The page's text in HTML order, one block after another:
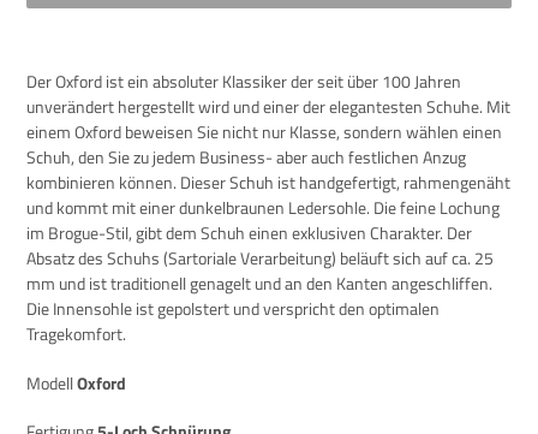
zum
Warenkorb
hinzugefügt
Der Oxford ist ein absoluter Klassiker der seit über 100 Jahren
unverändert hergestellt wird und einer der elegantesten Schuhe. Mit
einem Oxford beweisen Sie nicht nur Klasse, sondern wählen einen
Schuh, den Sie zu jedem Business- aber auch festlichen Anzug
kombinieren können. Dieser Schuh ist handgefertigt, rahmengenäht
und kommt mit einer dunkelbraunen Ledersohle. Die feine Lochung
im Brogue-Stil, gibt dem Schuh einen exklusiven Charakter. Der
Absatz des Schuhs (Sartoriale Verarbeitung) beläuft sich auf ca. 25
mm und isttraditionell genagelt und an den Kanten angeschliffen.
Die Innensohle ist gepolstert und verspricht den optimalen
Tragekomfort.
ModellOxford